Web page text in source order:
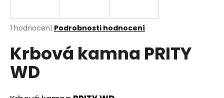
Průměrné
produktu
je
5,0
z
hvězdiček.
1 hodnocení Podrobnosti hodnocení
Krbová kamna PRITY
WD
j
t
?